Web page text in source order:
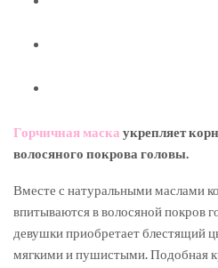
Горчичная маска укрепляет
волосяного покрова головы.
Вместе с натуральными маслами
впитываются в волосяной покров
девушки приобретает блестящий
мягкими и пушистыми. Подобная